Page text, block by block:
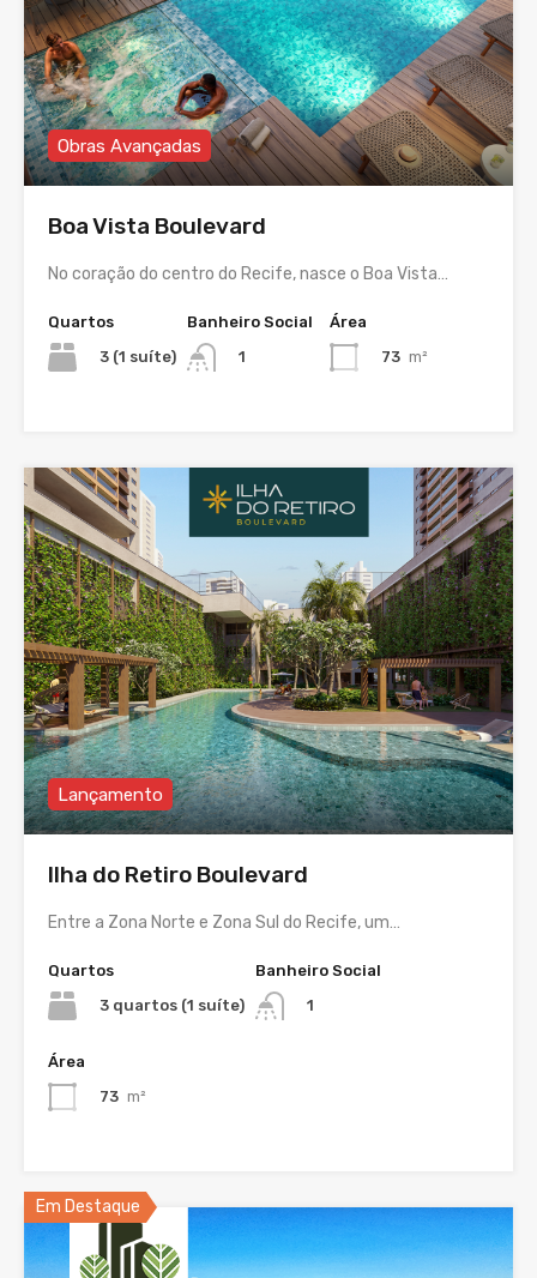
Obras Avançadas
Boa Vista Boulevard
No coração do centro do Recife, nasce o Boa Vista…
Quartos
3 (1 suíte)
Banheiro Social
1
Área
73 m²
Lançamento
Ilha do Retiro Boulevard
Entre a Zona Norte e Zona Sul do Recife, um…
Quartos
3 quartos (1 suíte)
Banheiro Social
1
Área
73 m²
Em Destaque